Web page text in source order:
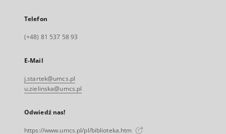
Telefon
(+48) 81 537 58 93
E-Mail
j.startek@umcs.pl
u.zielinska@umcs.pl
Odwiedź nas!
https://www.umcs.pl/pl/biblioteka.htm